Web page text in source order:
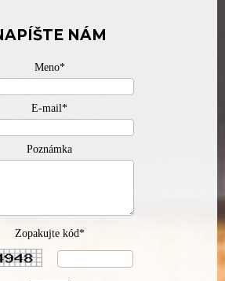
NÁM
Meno*
E-mail*
Poznámka
Zopakujte kód*